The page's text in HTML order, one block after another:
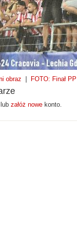
obraz FOTO: Finał
lub załóż nowe konto.